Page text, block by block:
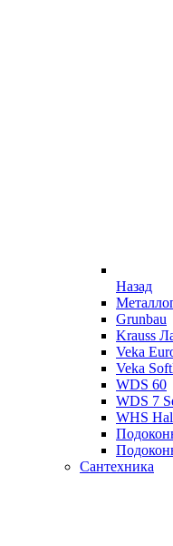
Назад
Grunbau
Krauss
Veka
Veka
WDS 60
WDS 7
WHS
Сантехника